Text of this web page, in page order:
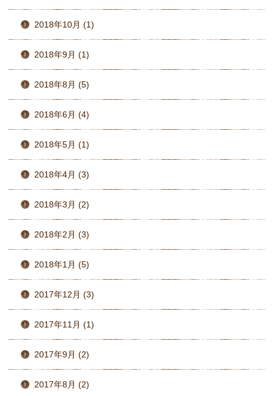
2018年10月 (1)
2018年9月 (1)
2018年8月 (5)
2018年6月 (4)
2018年5月 (1)
2018年4月 (3)
2018年3月 (2)
2018年2月 (3)
2018年1月 (5)
2017年12月 (3)
2017年11月 (1)
2017年9月 (2)
2017年8月 (2)